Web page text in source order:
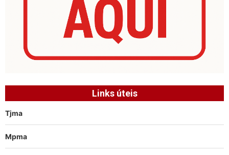
Links úteis
Tjma
Mpma